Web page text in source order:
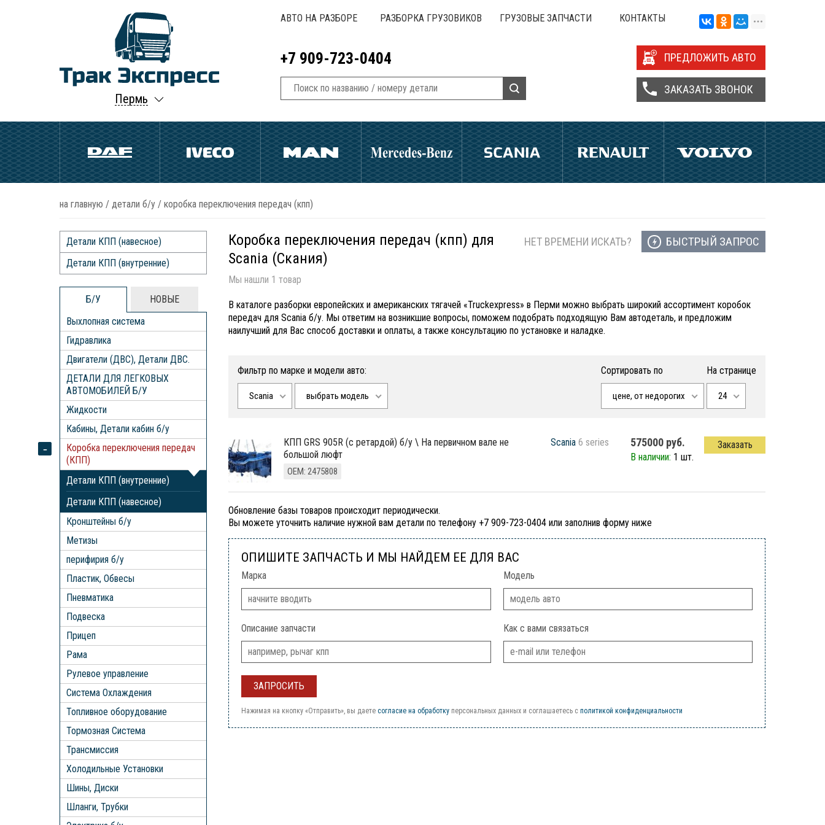
Пермь
АВТО НА РАЗБОРЕ РАЗБОРКА ГРУЗОВИКОВ ГРУЗОВЫЕ ЗАПЧАСТИ КОНТАКТЫ
+7 909-723-0404 ПРЕДЛОЖИТЬ АВТО
ЗАКАЗАТЬ ЗВОНОК
на главную / детали б/у / коробка переключения передач (кпп)
Детали КПП (навесное)
Детали КПП (внутренние)
Б/У
НОВЫЕ
Выхлопная система
Гидравлика
Двигатели (ДВС), Детали ДВС.
ДЕТАЛИ ДЛЯ ЛЕГКОВЫХ
АВТОМОБИЛЕЙ Б/У
Жидкости
Кабины, Детали кабин б/у
Коробка переключения передач
(КПП)
Детали КПП (внутренние)
Детали КПП (навесное)
Кронштейны б/у
Метизы
перифирия б/у
Пластик, Обвесы
Пневматика
Подвеска
Прицеп
Рама
Рулевое управление
Система Охлаждения
Топливное оборудование
Тормозная Система
Трансмиссия
Холодильные Установки
Шины, Диски
Шланги, Трубки
Коробка переключения передач (кпп) для
Scania (Скания)
Мы нашли 1 товар
НЕТ ВРЕМЕНИ ИСКАТЬ? БЫСТРЫЙ ЗАПРОС
В каталоге разборки европейских и американских тягачей «Truckexpress» в Перми можно выбрать широкий ассортимент коробок
передач для Scania б/у. Мы ответим на возникшие вопросы, поможем подобрать подходящую Вам автодеталь, и предложим
наилучший для Вас способ доставки и оплаты, а также консультацию по установке и наладке.
Фильтр по марке и модели авто:
Scania выбрать модель
Сортировать по
цене, от недорогих
На странице
24
КПП GRS 905R (с ретардой) б/у \ На первичном вале не
большой люфт
ОЕМ: 2475808
Scania 6 series 575000 руб.
В наличии: 1 шт.
Заказать
Обновление базы товаров происходит периодически.
Вы можете уточнить наличие нужной вам детали по телефону +7 909-723-0404 или заполнив форму ниже
ОПИШИТЕ ЗАПЧАСТЬ И МЫ НАЙДЕМ ЕЕ ДЛЯ ВАС
Марка Модель
Описание запчасти Как с вами связаться
Нажимая на кнопку «Отправить», вы даете согласие на обработку персональных данных и соглашаетесь c политикой конфиденциальности